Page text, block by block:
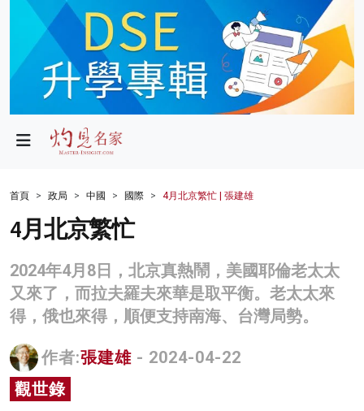
政局
財經
生活
商業
科技
影片
名家榜
首頁 政局 中國 國際 4月北京繁忙 | 張建雄
4月北京繁忙
2024年4月8日，北京真熱鬧，美國耶倫老太太
又來了，而拉夫羅夫來華是取平衡。老太太來
得，俄也來得，順便支持南海、台灣局勢。
作者:張建雄 - 2024-04-22
觀世錄